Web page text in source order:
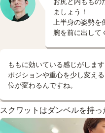
ましょう！
上半身の姿勢
腕を前に出して
ももに効いている感じがします
ポジションや重心を少し変え
位が変わるんですね。
スクワットはダンベルを持っ